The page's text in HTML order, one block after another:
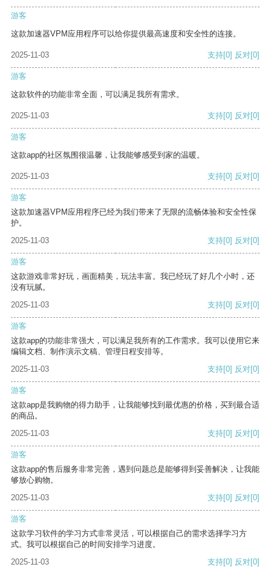
游客
这款加速器VPM应用程序可以给你提供最高速度和安全性的连接。
2025-11-03 支持[0] 反对[0]
游客
这款软件的功能非常全面，可以满足我所有需求。
2025-11-03 支持[0] 反对[0]
游客
这款app的社区氛围很温馨，让我能够感受到家的温暖。
2025-11-03 支持[0] 反对[0]
游客
这款加速器VPM应用程序已经为我们带来了无限的流畅体验和安全性保
护。
2025-11-03
支持[0] 反对[0]
游客
这款游戏非常好玩，画面精美，玩法丰富。我已经玩了好几个小时，还
没有玩腻。
2025-11-03
支持[0] 反对[0]
游客
这款app的功能非常强大，可以满足我所有的工作需求。我可以使用它来
编辑文档、制作演示文稿、管理日程安排等。
2025-11-03
支持[0] 反对[0]
游客
这款app是我购物的得力助手，让我能够找到最优惠的价格，买到最合适
的商品。
2025-11-03
支持[0] 反对[0]
游客
这款app的售后服务非常完善，遇到问题总是能够得到妥善解决，让我能
够放心购物。
2025-11-03
支持[0] 反对[0]
游客
这款学习软件的学习方式非常灵活，可以根据自己的需求选择学习方
式。我可以根据自己的时间安排学习进度。
2025-11-03
支持[0] 反对[0]